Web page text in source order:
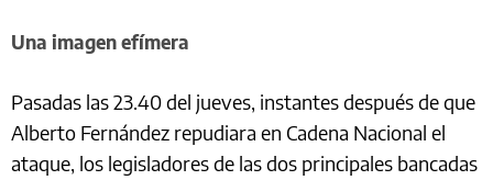
Una imagen efímera
Pasadas las 23.40 del jueves, instantes después de que
Alberto Fernández repudiara en Cadena Nacional el
ataque, los legisladores de las dos principales bancadas